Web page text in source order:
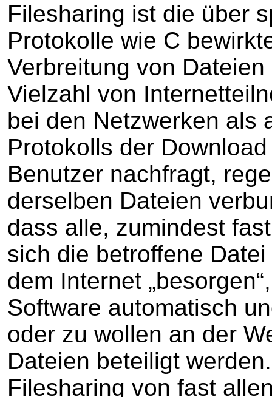
Filesharing ist die über
Protokolle wie C
Verbreitung von
Vielzahl von
bei den Netzwerken als
Protokolls der
Benutzer nachfragt,
derselben Dateien
dass alle, zumindest
sich die betroffene
dem Internet
Software automatisch
oder zu wollen an der
Dateien beteiligt
Filesharing von fast